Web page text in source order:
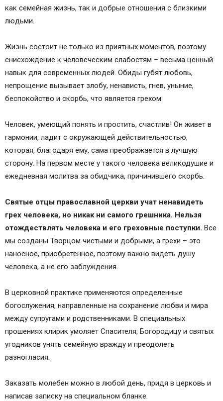
как семейная жизнь, так и добрые отношения с близкими
людьми.
Жизнь состоит не только из приятных моментов, поэтому
снисхождение к человеческим слабостям – весьма ценный
навык для современных людей. Обиды губят любовь,
непрощение вызывает злобу, ненависть, гнев, уныние,
беспокойство и скорбь, что является грехом.
Человек, умеющий понять и простить, счастлив! Он живет в
гармонии, ладит с окружающей действительностью,
которая, благодаря ему, сама преображается в лучшую
сторону. На первом месте у такого человека великодушие и
ежедневная молитва за обидчика, причинившего скорбь.
Святые отцы православной церкви учат ненавидеть
грех человека, но никак ни самого грешника. Нельзя
отождествлять человека и его греховные поступки. Все
мы созданы Творцом чистыми и добрыми, а грехи – это
наносное, приобретенное, поэтому важно видеть душу
человека, а не его заблуждения.
В церковной практике применяются определенные
богослужения, направленные на сохранение любви и мира
между супругами и родственниками. В специальных
прошениях клирик умоляет Спасителя, Богородицу и святых
угодников унять семейную вражду и преодолеть
разногласия.
Заказать молебен можно в любой день, придя в церковь и
написав записку на специальном бланке.